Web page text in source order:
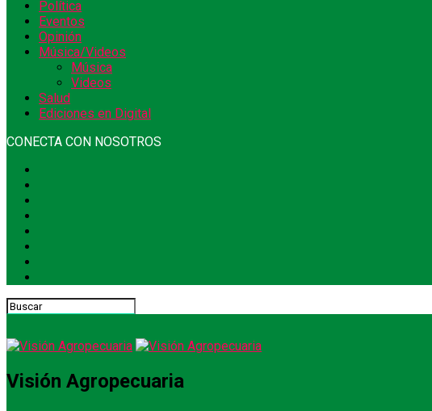
Política
Eventos
Opinión
Música/Videos
Música
Videos
Salud
Ediciones en Digital
CONECTA CON NOSOTROS
Visión Agropecuaria